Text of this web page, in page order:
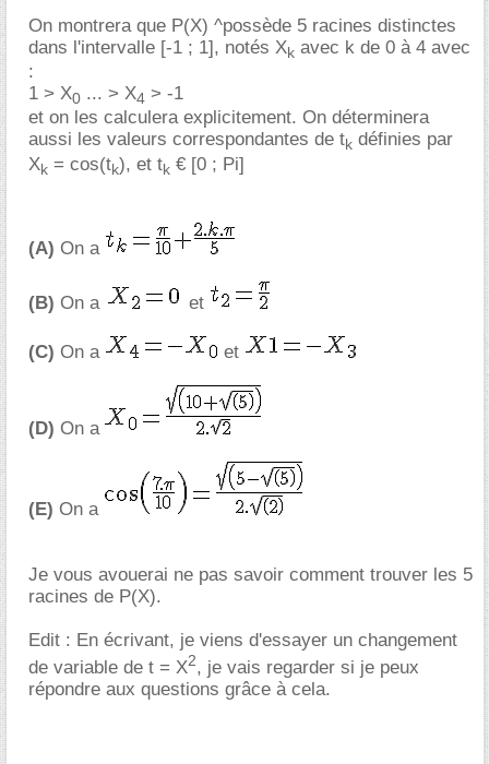
On montrera que P(X) ^possède 5 racines distinctes
dans l'intervalle [-1 ; 1], notés Xk avec k de 0 à 4 avec
:
1 > X0 ... > X4 > -1
et on les calculera explicitement. On déterminera
aussi les valeurs correspondantes de tk définies par
Xk = cos(tk), et tk [0 ; Pi]
(A) On a
(B) On a et
(C) On a et
(D) On a
(E) On a
Je vous avouerai ne pas savoir comment trouver les 5
racines de P(X).
Edit : En écrivant, je viens d'essayer un changement
de variable de t = X2, je vais regarder si je peux
répondre aux questions grâce à cela.